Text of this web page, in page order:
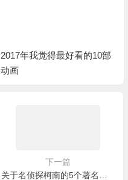
2017年我觉得最好看的10部
动画
下一篇